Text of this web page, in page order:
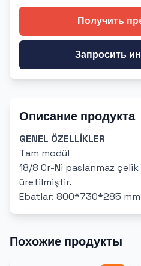
Получить
Запросить
Описание продукта
GENEL ÖZELLİKLER
Tam modül
18/8 Cr-Ni paslanmaz
üretilmiştir.
Ebatlar: 800*730*285 mm
Похожие продукты